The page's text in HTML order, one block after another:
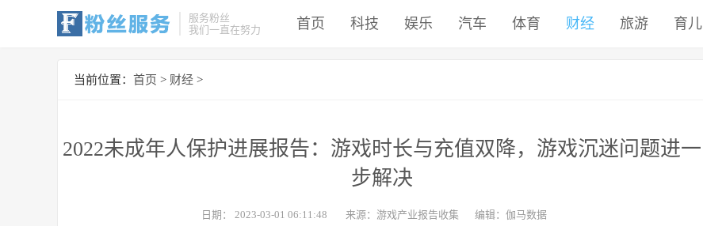
服务粉丝
我们一直在努力
首页 科技 娱乐 汽车 体育 财经 旅游 育儿
当前位置： 首页 > 财经 >
2022未成年人保护进展报告：游戏时长与充值双降，游戏沉迷问题进一
步解决
日期： 2023-03-01 06:11:48 来源：游戏产业报告收集 编辑：伽马数据